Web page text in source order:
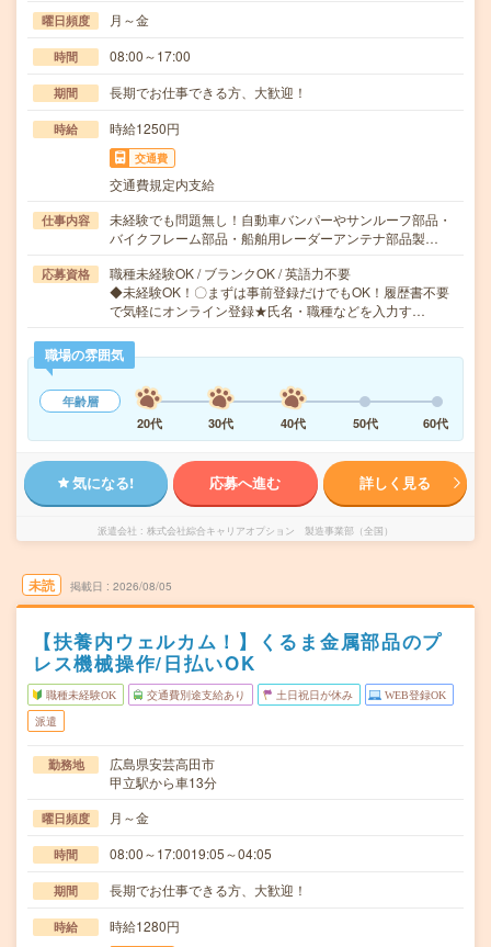
曜日頻度 月～金
時間 08:00～17:00
期間 長期でお仕事できる方、大歓迎！
時給 時給1250円
交通費
交通費規定内支給
仕事内容
未経験でも問題無し！自動車バンパーやサンルーフ部品・
バイクフレーム部品・船舶用レーダーアンテナ部品製…
応募資格
職種未経験OK / ブランクOK / 英語力不要
◆未経験OK！〇まずは事前登録だけでもOK！履歴書不要
で気軽にオンライン登録★氏名・職種などを入力す…
職場の雰囲気
年齢層
20代
30代 40代 50代 60代
気になる! 応募へ進む 詳しく見る
派遣会社 株式会社綜合キャリアオプション 製造事業部（全国）
未読 掲載日 2026/08/05
【扶養内ウェルカム！】くるま金属部品のプ
レス機械操作/日払いOK
職種未経験OK 交通費別途支給あり 土日祝日が休み WEB登録OK
派遣
勤務地
広島県安芸高田市
甲立駅から車13分
曜日頻度 月～金
時間 08:00～17:0019:05～04:05
期間 長期でお仕事できる方、大歓迎！
時給 時給1280円